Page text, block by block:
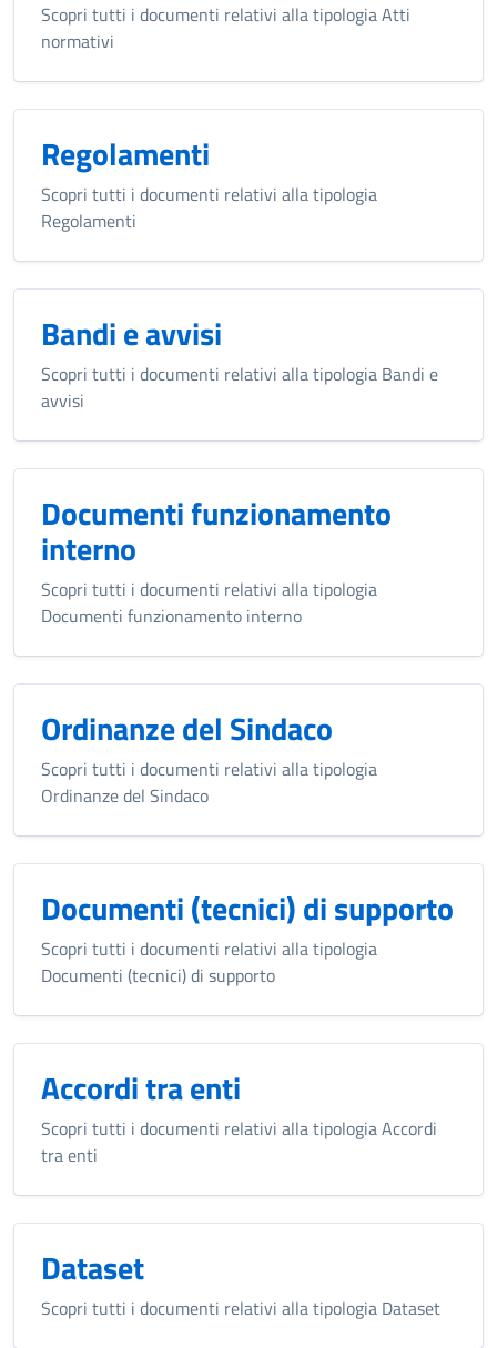
Scopri tutti i documenti relativi alla tipologia Atti
normativi
Regolamenti
Scopri tutti i documenti relativi alla tipologia
Regolamenti
Bandi e avvisi
Scopri tutti i documenti relativi alla tipologia Bandi e
avvisi
Documenti funzionamento
interno
Scopri tutti i documenti relativi alla tipologia
Documenti funzionamento interno
Ordinanze del Sindaco
Scopri tutti i documenti relativi alla tipologia
Ordinanze del Sindaco
Documenti (tecnici) di supporto
Scopri tutti i documenti relativi alla tipologia
Documenti (tecnici) di supporto
Accordi tra enti
Scopri tutti i documenti relativi alla tipologia Accordi
tra enti
Dataset
Scopri tutti i documenti relativi alla tipologia Dataset